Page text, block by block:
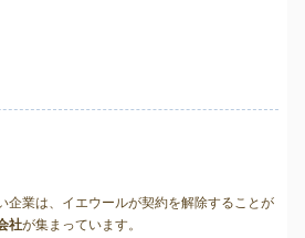
企業は、イエウールが契約を解除することが
社が集まっています。